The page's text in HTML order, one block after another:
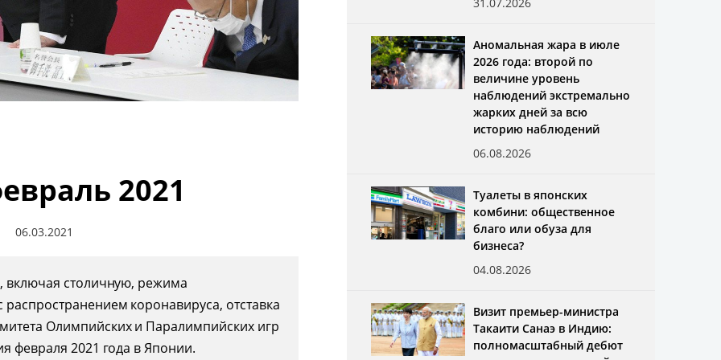
Технологии
Токио
От редакции
2021
06.03.2021
включая столичную, режима
коронавируса, отставка
Олимпийских и Паралимпийских игр
февраля 2021 года в Японии.
Аномальная жара в июле
2026 года: второй по
величине уровень
наблюдений экстремально
жарких дней за всю
историю наблюдений
06.08.2026
Туалеты в японских
комбини: общественное
благо или обуза для
бизнеса?
04.08.2026
Визит премьер-министра
Такаити Санаэ в Индию:
полномасштабный дебют